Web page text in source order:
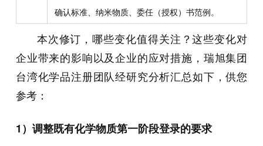
确认标准、纳米物质、委任（授权）书范例。
本次修订，哪些变化值得关注？这些变化对
企业带来的影响以及企业的应对措施，瑞旭集团
台湾化学品注册团队经研究分析汇总如下，供您
参考：
1）调整既有化学物质第一阶段登录的要求